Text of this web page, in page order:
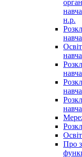
н.р.
Про